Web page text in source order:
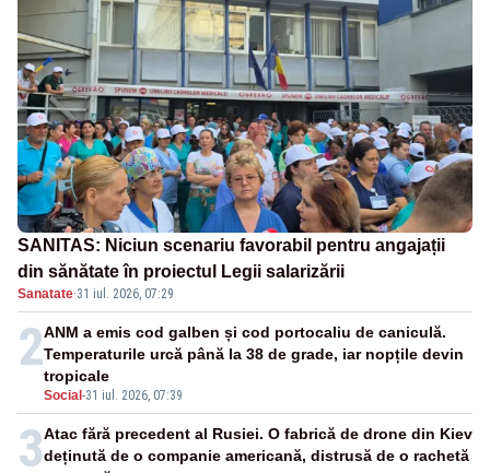
SANITAS: Niciun scenariu favorabil pentru angajații
din sănătate în proiectul Legii salarizării
Sanatate·31 iul. 2026, 07:29
2
Social -31 iul. 2026, 07:39
ANM a emis cod galben și cod portocaliu de caniculă.
Temperaturile urcă până la 38 de grade, iar nopțile devin
tropicale
3Atac fără precedent al Rusiei. O fabrică de drone din Kiev
deținută de o companie americană, distrusă de o rachetă